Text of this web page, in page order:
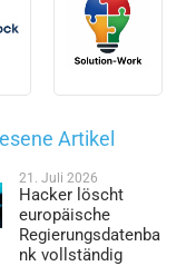
Artikel
21. Juli 2026
Hacker löscht
europäische
Regierungsdatenba
nk vollständig